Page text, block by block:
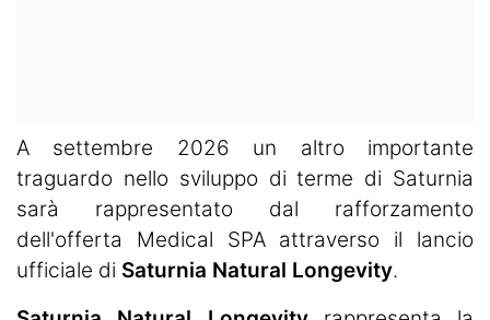
A settembre 2026 un altro importante
traguardo nello sviluppo di terme di Saturnia
sarà rappresentato dal rafforzamento
dell'offerta Medical SPA attraverso il lancio
ufficiale di Saturnia Natural Longevity.